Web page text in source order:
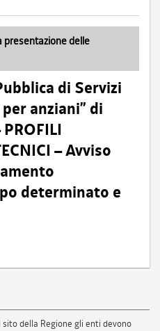
presentazione delle
di Servizi
anziani” di
– Avviso
determinato e
della Regione gli enti devono